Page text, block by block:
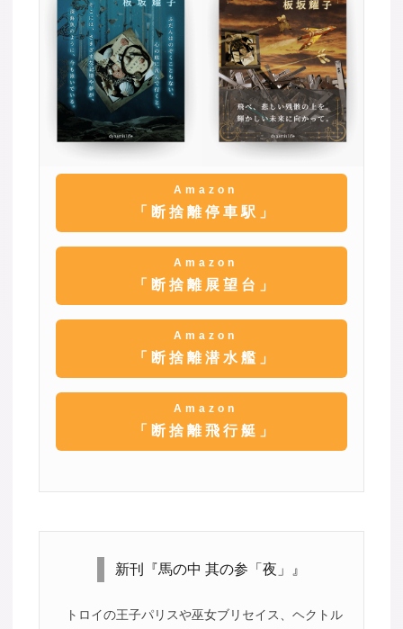
Amazon
「断捨離停車駅」
Amazon
「断捨離展望台」
Amazon
「断捨離潜水艦」
Amazon
「断捨離飛行艇」
新刊『馬の中 其の参「夜」』
トロイの王子パリスや巫女ブリセイス、ヘクトル